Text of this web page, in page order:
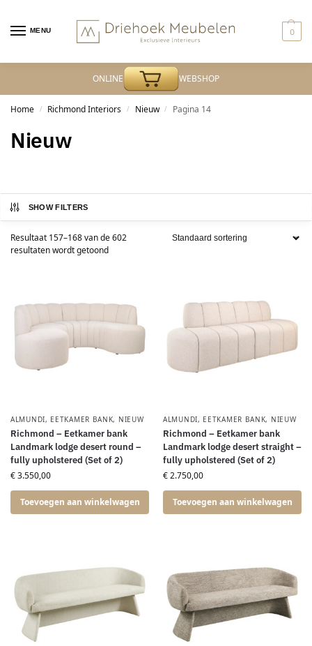
MENU 0
ONLINE WEBSHOP
Home / Richmond Interiors / Nieuw / Pagina 14
Nieuw
SHOW FILTERS
Resultaat 157–168 van de 602
resultaten wordt getoond
ALMUNDI, EETKAMER BANK, NIEUW
Richmond – Eetkamer bank
Landmark lodge desert round –
fully upholstered (Set of 2)
€3.550,00
Toevoegen aan winkelwagen
ALMUNDI, EETKAMER BANK, NIEUW
Richmond – Eetkamer bank
Landmark lodge desert straight –
fully upholstered (Set of 2)
€2.750,00
Toevoegen aan winkelwagen